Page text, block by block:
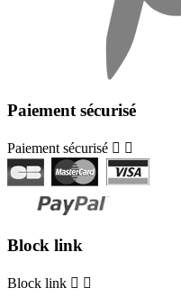
Paiement sécurisé
Paiement sécurisé  
Block link
Block link  